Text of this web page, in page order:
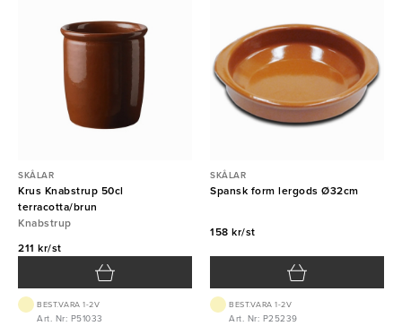
SKÅLAR
Krus Knabstrup 50cl
terracotta/brun
Knabstrup
211 kr/st
BEST.VARA 1-2V
Art. Nr: P51033
SKÅLAR
Spansk form lergods Ø32cm
158 kr/st
BEST.VARA 1-2V
Art. Nr: P25239